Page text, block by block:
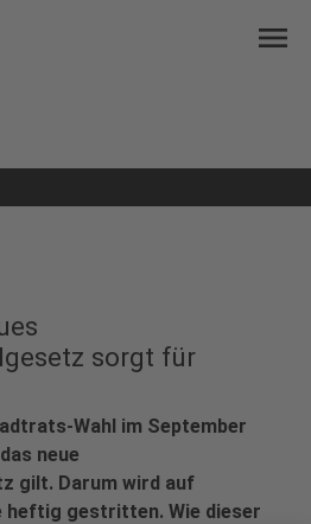
menu
sorgt für
Wahl im September
neue
gilt. Darum wird auf
heftig gestritten. Wie dieser